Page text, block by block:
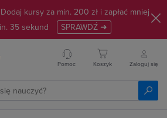
Dodaj kursy za min. 200 zł i zapłać mniej
34 sekund SPRAWDŹ ➜
Pomoc Koszyk Zaloguj się